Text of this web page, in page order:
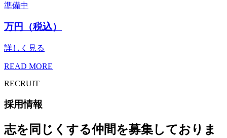
準備中
万円（税込）
詳しく見る
READ MORE
RECRUIT
採用情報
志を同じくする仲間を募集しておりま